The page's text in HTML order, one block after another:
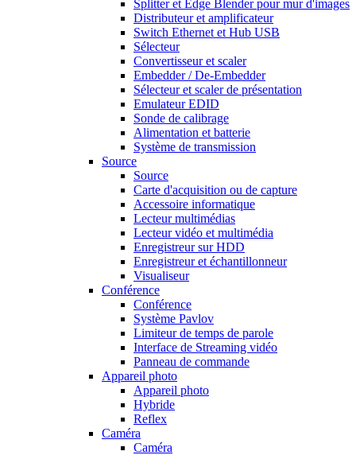
Splitter et Edge Blender pour mur d'images
Distributeur et amplificateur
Switch Ethernet et Hub USB
Sélecteur
Convertisseur et scaler
Embedder / De-Embedder
Sélecteur et scaler de présentation
Emulateur EDID
Sonde de calibrage
Alimentation et batterie
Système de transmission
Source
Source
Carte d'acquisition ou de capture
Accessoire informatique
Lecteur multimédias
Lecteur vidéo et multimédia
Enregistreur sur HDD
Enregistreur et échantillonneur
Visualiseur
Conférence
Conférence
Système Pavlov
Limiteur de temps de parole
Interface de Streaming vidéo
Panneau de commande
Appareil photo
Appareil photo
Hybride
Reflex
Caméra
Caméra